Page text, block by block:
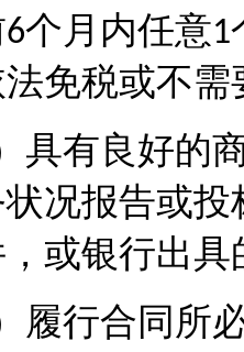
6个月内任意1
免税或不
具有良好的
况报告或投
或银行出
履行合同所